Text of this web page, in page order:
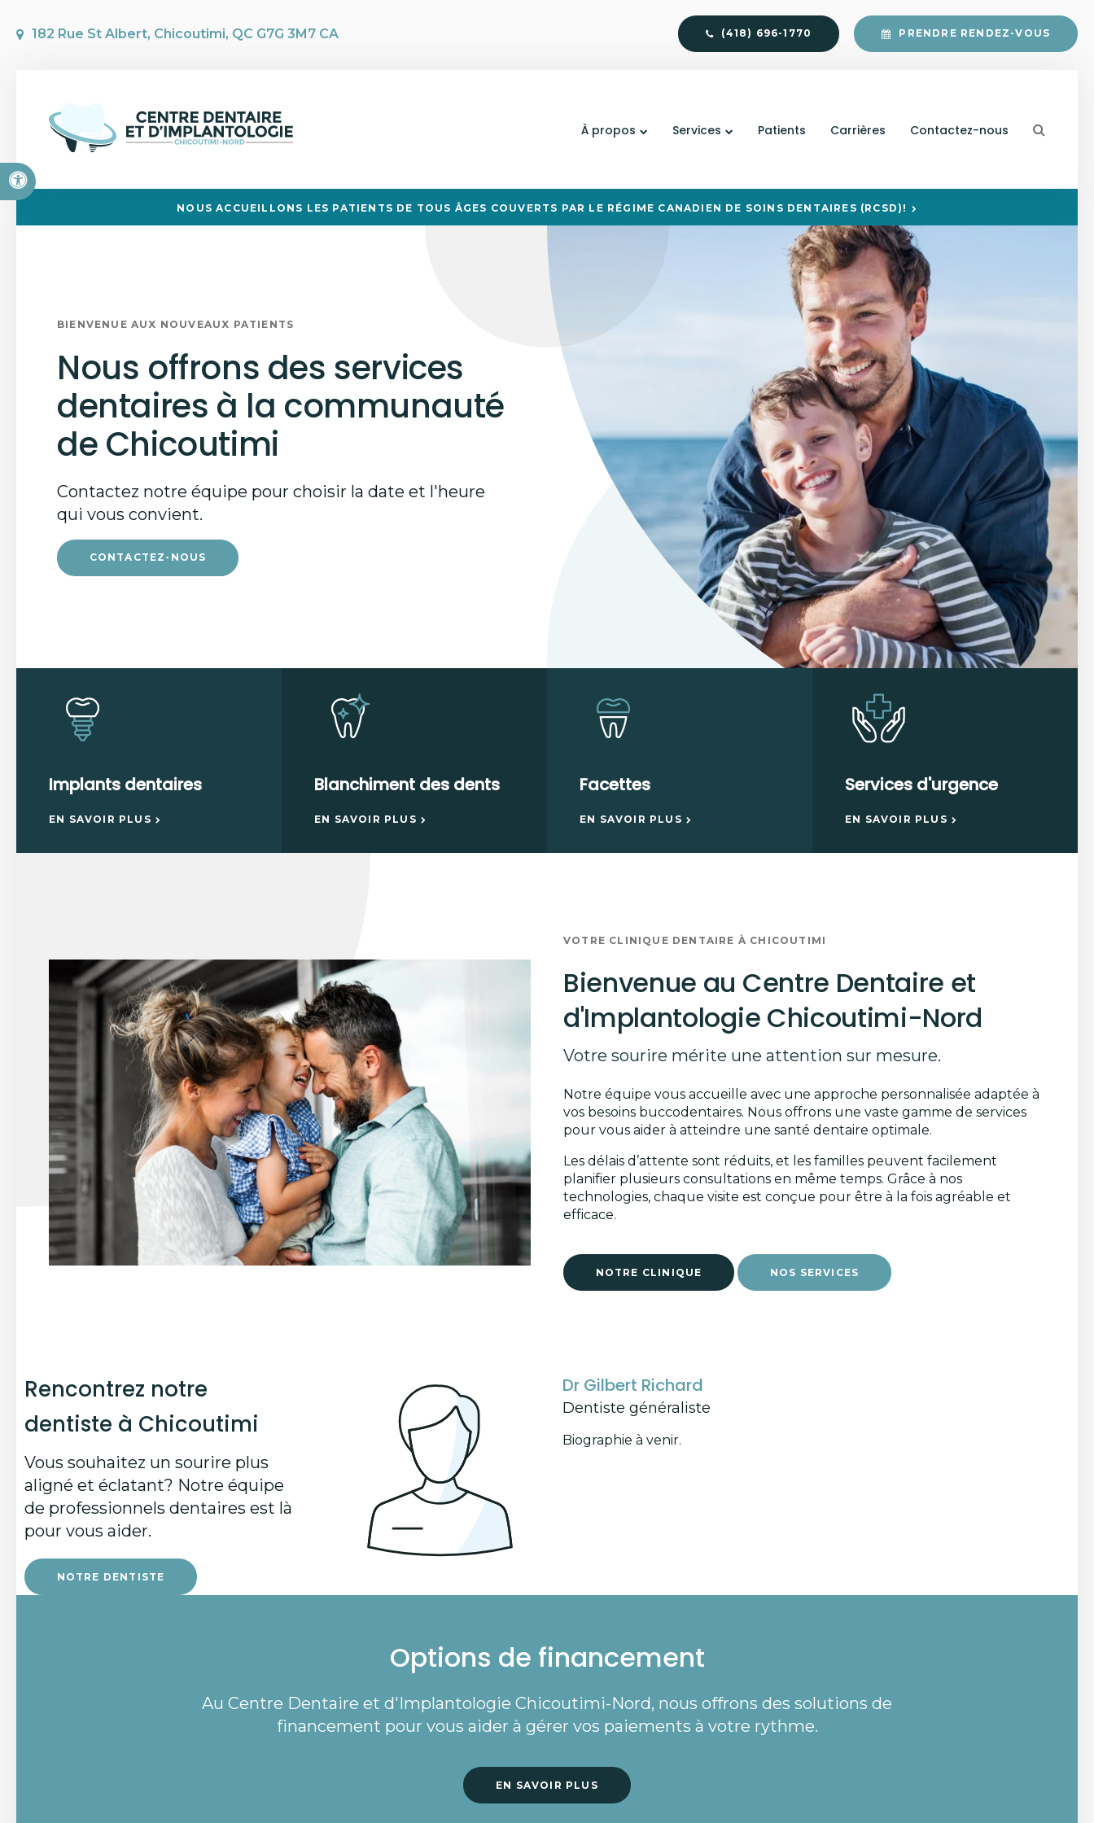
Version accessible
182 Rue St Albert Chicoutimi QC G7G 3M7 CA (418) 696-1770 PRENDRE RENDEZ-VOUS
À propos Services Patients Carrières Contactez-nous
NOUS ACCUEILLONS LES PATIENTS DE TOUS ÂGES COUVERTS PAR LE RÉGIME CANADIEN DE SOINS DENTAIRES (RCSD)!
BIENVENUE AUX NOUVEAUX PATIENTS
Nous offrons des services
dentaires à la communauté
de Chicoutimi
Contactez notre équipe pour choisir la date et l'heure
qui vous convient.
CONTACTEZ-NOUS
Implants dentaires
EN SAVOIR PLUS
Blanchiment des dents
EN SAVOIR PLUS
Facettes
EN SAVOIR PLUS
Services d'urgence
EN SAVOIR PLUS
VOTRE CLINIQUE DENTAIRE À CHICOUTIMI
Bienvenue au Centre Dentaire et
d'Implantologie Chicoutimi-Nord
Votre sourire mérite une attention sur mesure.
Notre équipe vous accueille avec une approche personnalisée adaptée à
vos besoins buccodentaires. Nous offrons une vaste gamme de services
pour vous aider à atteindre une santé dentaire optimale.
Les délais d’attente sont réduits, et les familles peuvent facilement
planifier plusieurs consultations en même temps. Grâce à nos
technologies, chaque visite est conçue pour être à la fois agréable et
efficace.
NOTRE CLINIQUE NOS SERVICES
Rencontrez notre
dentiste à Chicoutimi
Vous souhaitez un sourire plus
aligné et éclatant? Notre équipe
de professionnels dentaires est là
pour vous aider.
NOTRE DENTISTE
Dr Gilbert Richard
Dentiste généraliste
Biographie à venir.
Options de financement
Au Centre Dentaire et d'Implantologie Chicoutimi-Nord, nous offrons des solutions de
financement pour vous aider à gérer vos paiements à votre rythme.
EN SAVOIR PLUS